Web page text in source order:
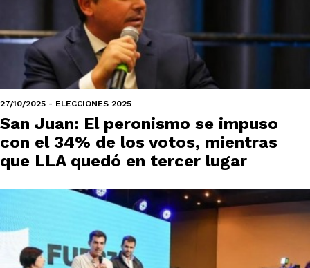
27/10/2025 - ELECCIONES 2025
San Juan: El peronismo se impuso
con el 34% de los votos, mientras
que LLA quedó en tercer lugar